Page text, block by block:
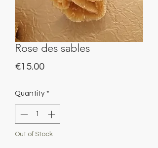
Rose des sables
€15.00Price
Quantity *
Out of Stock